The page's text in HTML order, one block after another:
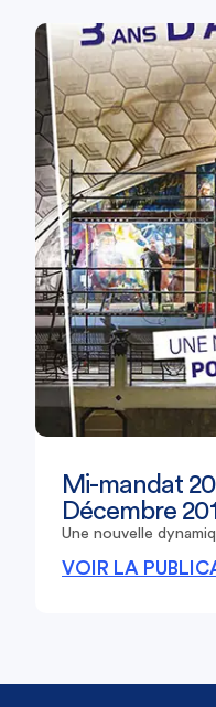
Mi-mandat
Décembre
Une nouvelle
VOIR LA